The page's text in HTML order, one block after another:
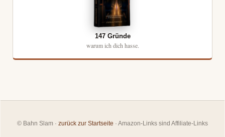
147 Gründe
warum ich dich hasse.
© Bahn Slam · zurück zur Startseite · Amazon-Links sind Affiliate-Links